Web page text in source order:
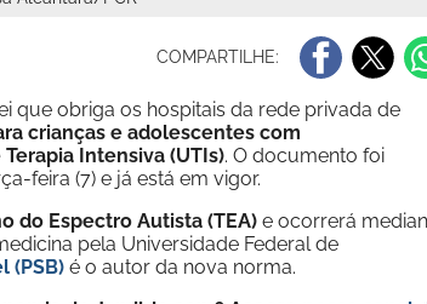
COMPARTILHE:
que obriga os hospitais da rede privada de
crianças e adolescentes com
Intensiva (UTIs). O documento foi
feira (7) e já está em vigor.
do Espectro Autista (TEA) e ocorrerá
pela Universidade Federal de
(PSB) é o autor da nova norma.